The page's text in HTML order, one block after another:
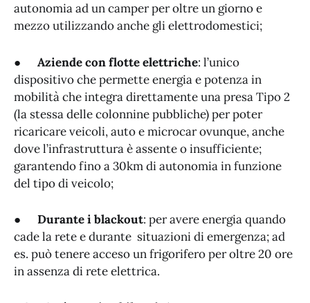
autonomia ad un camper per oltre un giorno e
mezzo utilizzando anche gli elettrodomestici;
● Aziende con flotte elettriche: l’unico
dispositivo che permette energia e potenza in
mobilità che integra direttamente una presa Tipo 2
(la stessa delle colonnine pubbliche) per poter
ricaricare veicoli, auto e microcar ovunque, anche
dove l’infrastruttura è assente o insufficiente;
garantendo fino a 30km di autonomia in funzione
del tipo di veicolo;
● Durante i blackout: per avere energia quando
cade la rete e durante situazioni di emergenza; ad
es. può tenere acceso un frigorifero per oltre 20 ore
in assenza di rete elettrica.